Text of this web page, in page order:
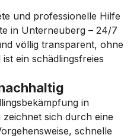
und professionelle Hilfe
in Unterneuberg – 24/7
völlig transparent, ohne
ein schädlingsfreies
in
sich durch eine
schnelle